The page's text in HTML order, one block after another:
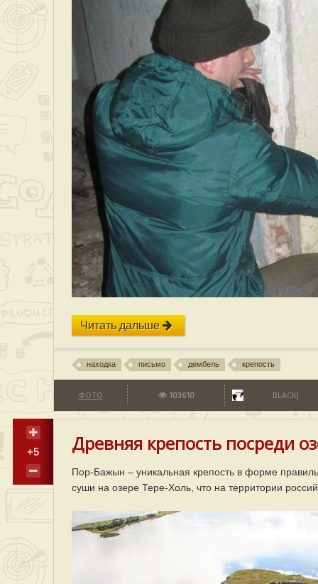
Читать дальше
находка письмо дембель крепость
ФОТО 103610 BLACKJ
+5 Древняя крепость посреди
Пор-Бажын – уникальная крепость в форме
суши на озере Тере-Холь, что на территории